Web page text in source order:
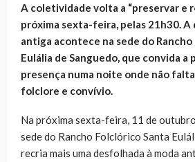
A coletividade volta a “preservar e
próxima sexta-feira, pelas 21h30. A
antiga acontece na sede do
Eulália de Sanguedo, que convida a
presença numa noite onde não
folclore e convívio.
Na próxima sexta-feira, 11 de
sede do Rancho Folclórico Santa
recria mais uma desfolhada à moda